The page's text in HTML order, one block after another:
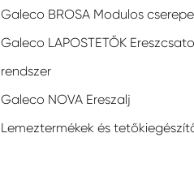
Galeco BROSA Modulos
Galeco LAPOSTETŐK
rendszer
Galeco NOVA Ereszalj
Lemeztermékek és